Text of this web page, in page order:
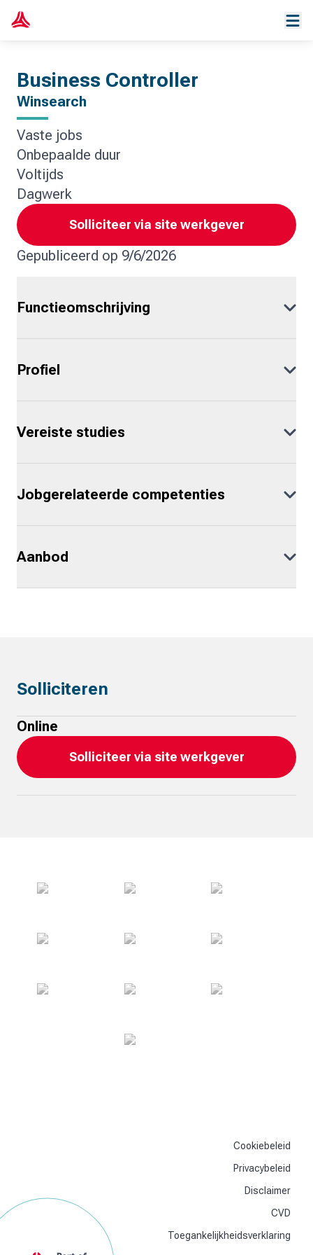
Business Controller
Winsearch
Vaste jobs
Onbepaalde duur
Voltijds
Dagwerk
Solliciteer via site werkgever
Gepubliceerd op 9/6/2026
Functieomschrijving
Profiel
Vereiste studies
Jobgerelateerde competenties
Aanbod
Solliciteren
Online
Solliciteer via site werkgever
Cookiebeleid
Privacybeleid
Disclaimer
CVD
Toegankelijkheidsverklaring